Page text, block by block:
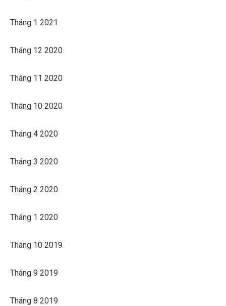
Tháng 1 2021
Tháng 12 2020
Tháng 11 2020
Tháng 10 2020
Tháng 4 2020
Tháng 3 2020
Tháng 2 2020
Tháng 1 2020
Tháng 10 2019
Tháng 9 2019
Tháng 8 2019